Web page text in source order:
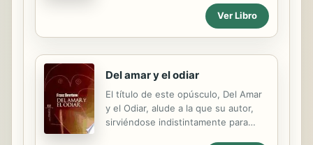
investigación científica en Psicología.
Ambos integraban sus convicciones
filosóficas y su quehacer de
filosofía política, sociología del
derecho y derechos humanos. Ha
sido decano de la Facultad de
Derecho de la Universidad de Huelva
y profesor de Sociología Jurídica en
el Instituto Andaluz de Criminología.
Codirige la maestría «Derechos
Humanos en el mundo
contemporáneo» de la Universidad
Ver Libro
Del amar y el odiar
El título de este opúsculo, Del Amar
y el Odiar, alude a la que su autor,
sirviéndose indistintamente para